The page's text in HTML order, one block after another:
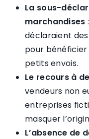
La sous-
marchandises
déclaraient
pour bénéficier
petits envois.
Le recours à
vendeurs non
entreprises
masquer
L’absence de